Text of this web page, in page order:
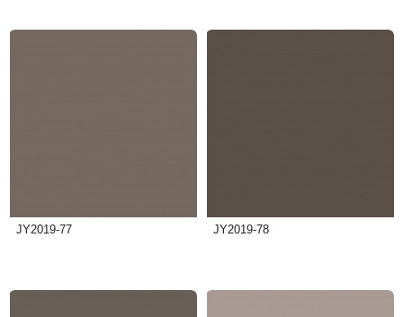
JY2019-77 JY2019-78